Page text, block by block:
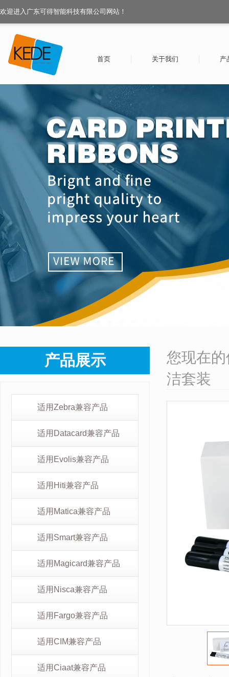
欢迎进入广东可得智能科技有限公司网站！
首页 关于我们 产
产品展示
适用Zebra兼容产品
适用Datacard兼容产品
适用Evolis兼容产品
适用Hiti兼容产品
适用Matica兼容产品
适用Smart兼容产品
适用Magicard兼容产品
适用Nisca兼容产品
适用Fargo兼容产品
适用CIM兼容产品
适用Ciaat兼容产品
您现在
洁套装